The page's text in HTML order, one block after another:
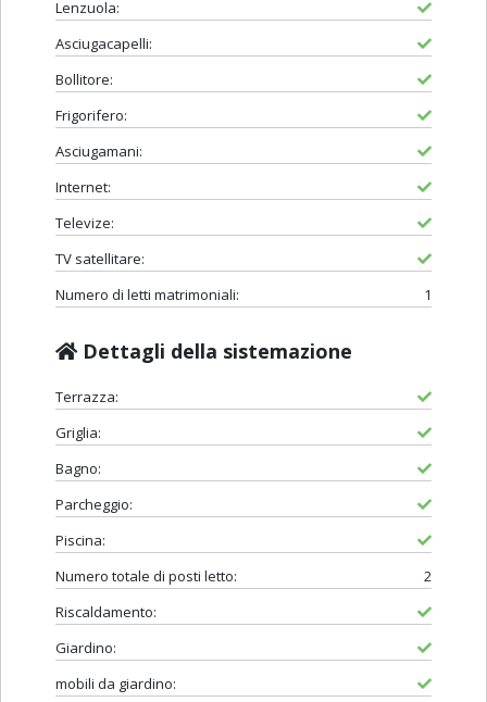
Lenzuola:
Asciugacapelli:
Bollitore:
Frigorifero:
Asciugamani:
Internet:
Televize:
TV satellitare:
Numero di letti matrimoniali:
1
Dettagli della sistemazione
Terrazza:
Griglia:
Bagno:
Parcheggio:
Piscina:
Numero totale di posti letto:
2
Riscaldamento:
Giardino:
mobili da giardino: